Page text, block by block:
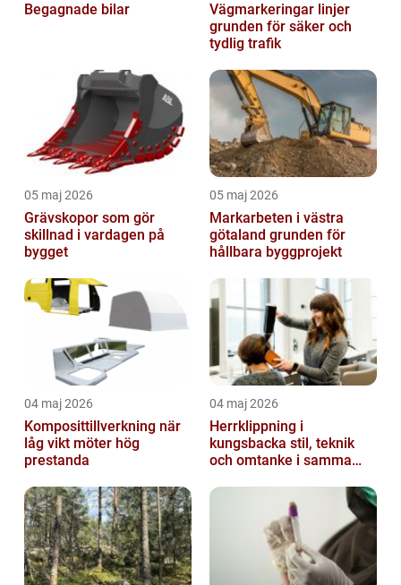
Begagnade bilar
Vägmarkeringar linjer
grunden för säker och
tydlig trafik
05 maj 2026
Grävskopor som gör
skillnad i vardagen på
bygget
05 maj 2026
Markarbeten i västra
götaland grunden för
hållbara byggprojekt
04 maj 2026
Komposittillverkning när
låg vikt möter hög
prestanda
04 maj 2026
Herrklippning i
kungsbacka stil, teknik
och omtanke i samma